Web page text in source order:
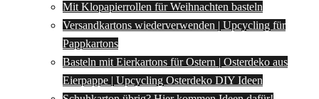
Mit Klopapierrollen für Weihnachten basteln
Versandkartons wiederverwenden | Upcycling für
Pappkartons
Basteln mit Eierkartons für Ostern | Osterdeko aus
Eierpappe | Upcycling Osterdeko DIY Ideen